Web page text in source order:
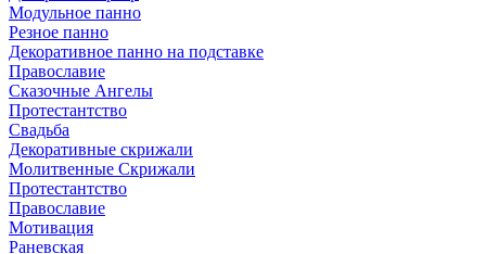
Модульное панно
Резное панно
Декоративное панно на подставке
Православие
Сказочные Ангелы
Протестантство
Свадьба
Декоративные скрижали
Молитвенные Скрижали
Протестантство
Православие
Мотивация
Раневская